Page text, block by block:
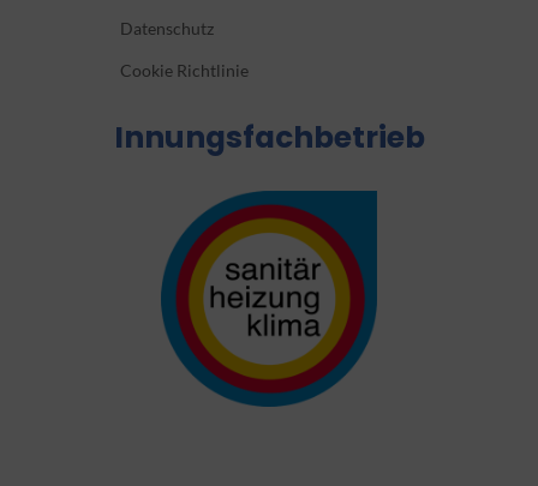
Datenschutz
Cookie Richtlinie
Innungsfachbetrieb